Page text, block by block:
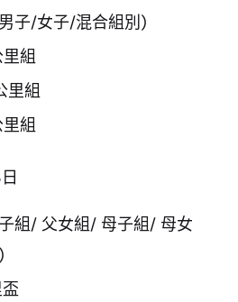
子/女子/混合組別)
組
里組
組
組/ 父女組/ 母子組/ 母女